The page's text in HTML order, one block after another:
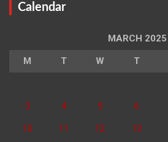
Calendar
MARCH 2025
M T W T
3 4 5 6
10 11 12 13